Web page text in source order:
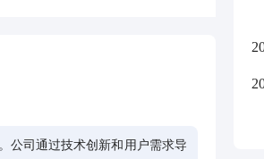
公司通过技术创新和用户需求导